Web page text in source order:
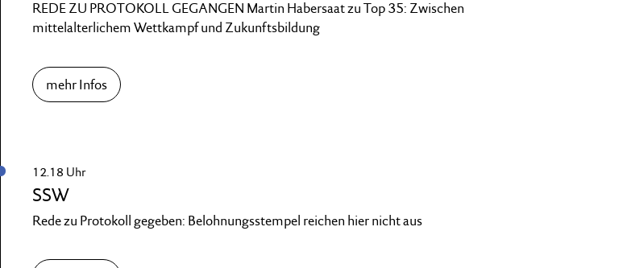
REDE ZU PROTOKOLL GEGANGEN Martin Habersaat zu Top 35: Zwischen
mittelalterlichem Wettkampf und Zukunftsbildung
mehr Infos
12.18 Uhr
SSW
Rede zu Protokoll gegeben: Belohnungsstempel reichen hier nicht aus